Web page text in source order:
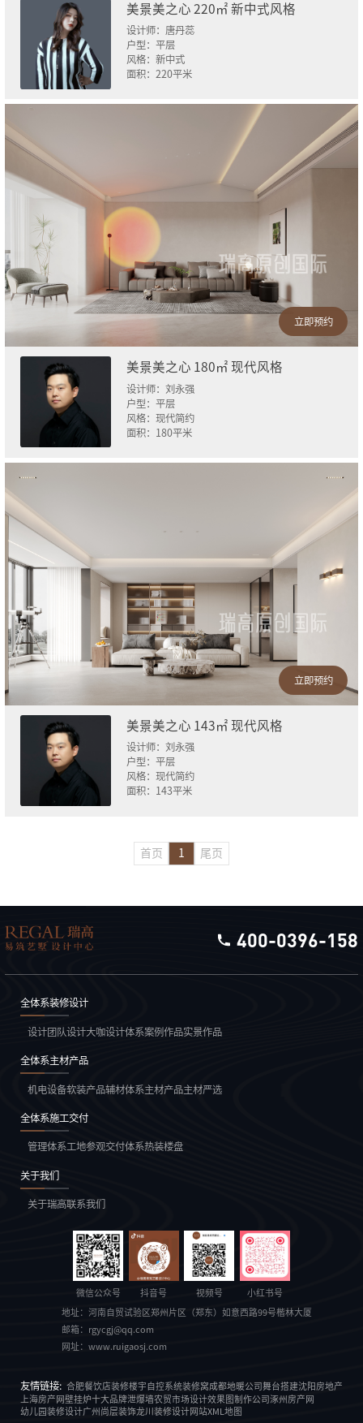
美景美之心 220㎡ 新中式风格
设计师：
唐丹蕊
户型： 平层
风格： 新中式
面积： 220平米
立即预约
美景美之心 180㎡ 现代风格
设计师： 刘永强
户型： 平层
风格： 现代简约
面积：
180平米
立即预约
美景美之心 143㎡ 现代风格
设计师： 刘永强
户型： 平层
风格：
现代简约
面积：
143平米
首页 1 尾页
400-0396-158
全体系装修设计
设计团队设计大咖设计体系案例作品实景作品
全体系主材产品
机电设备软装产品辅材体系主材产品主材严选
全体系施工交付
管理体系工地参观交付体系热装楼盘
关于我们
关于瑞高联系我们
微信公众号 抖音号 视频号 小红书号
地址： 河南自贸试验区郑州片区（郑东）如意西路99号楷林大厦
邮箱：
rgycgj@qq.com
网址： www.ruigaosj.com
友情链接: 合肥餐饮店装修楼宇自控系统装修窝成都地暖公司舞台搭建沈阳房地产
上海房产网壁挂炉十大品牌泄爆墙农贸市场设计效果图制作公司涿州房产网
幼儿园装修设计广州尚层装饰龙川装修设计网站XML地图